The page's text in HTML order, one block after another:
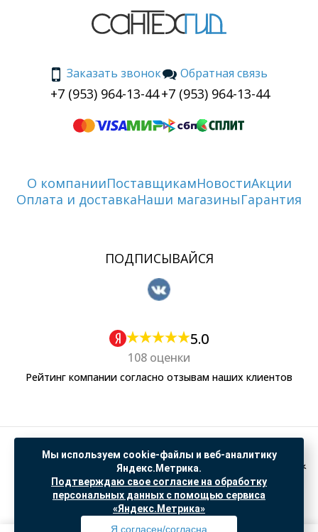
Заказать звонок
+7 (953) 964-13-44
Обратная связь
+7 (953) 964-13-44
О компанииПоставщикамНовостиАкции
Оплата и доставкаНаши магазиныГарантия
ПОДПИСЫВАЙСЯ
5.0
108 оценки
Рейтинг компании согласно отзывам наших клиентов
Политика обработки персональных данных
Согласие на обработку данных Яндекс Метрика
"© ООО “САНТЕХГИД”, 2026. Все права защищены. Предложение не является публичной
офертой, цены и информация на сайте ознакомительные
Доработка и продвижение вSO.USE
Мы используем cookie-файлы и веб-аналитику
Яндекс.Метрика.
Подтверждаю свое согласие на обработку
персональных данных с помощью сервиса
«Яндекс.Метрика»
Я согласен/согласна